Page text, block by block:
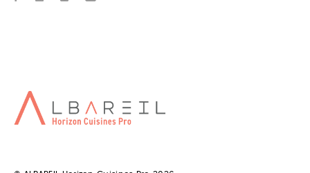
CONCEPTION DE CUISINE
ARCAMBAL